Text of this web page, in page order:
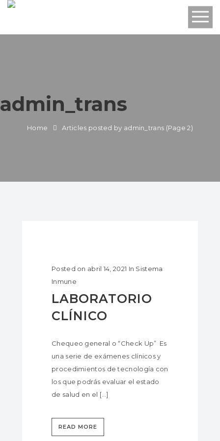
admin_trans
Home Articles posted by admin_trans (Page 2)
Posted on abril 14, 2021 In Sistema
Inmune
LABORATORIO
CLÍNICO
Chequeo general o “Check Up” Es
una serie de exámenes clínicos y
procedimientos de tecnología con
los que podrás evaluar el estado
de salud en el […]
READ MORE